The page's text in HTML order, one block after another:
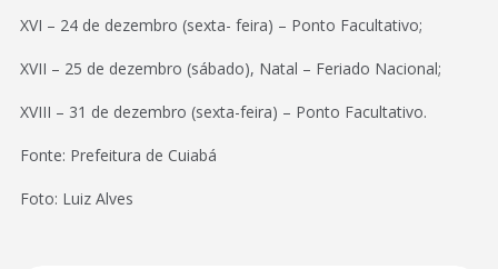
XVI – 24 de dezembro (sexta- feira) – Ponto Facultativo;
XVII – 25 de dezembro (sábado), Natal – Feriado Nacional;
XVIII – 31 de dezembro (sexta-feira) – Ponto Facultativo.
Fonte: Prefeitura de Cuiabá
Foto: Luiz Alves